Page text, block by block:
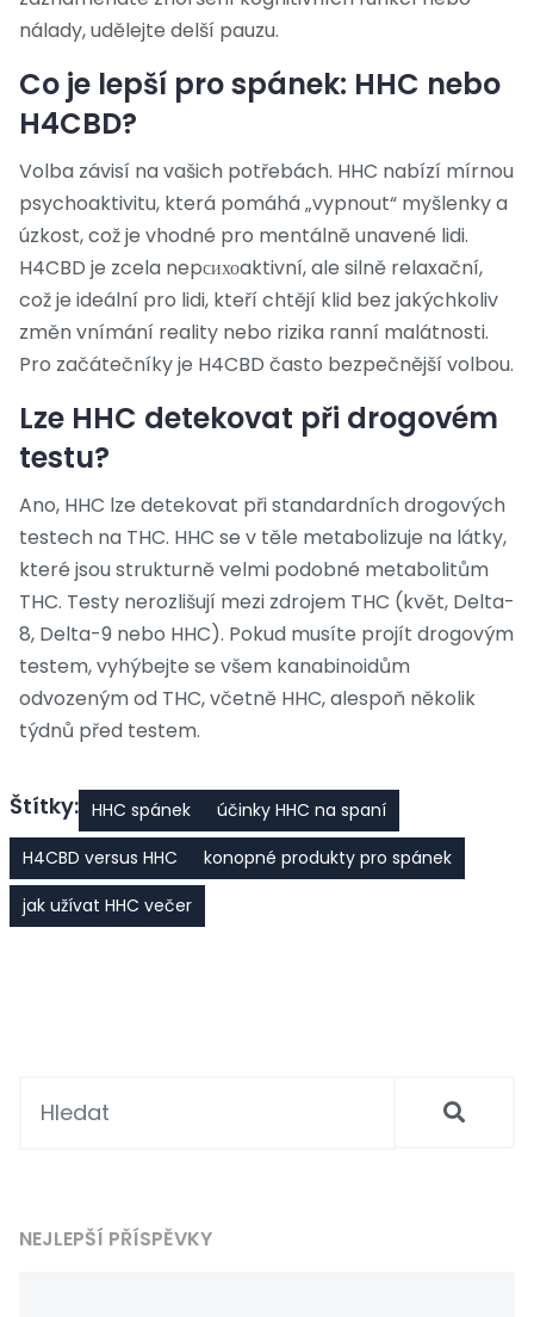
nálady, udělejte delší pauzu.
Co je lepší pro spánek: HHC nebo
H4CBD?
Volba závisí na vašich potřebách. HHC nabízí mírnou
psychoaktivitu, která pomáhá „vypnout“ myšlenky a
úzkost, což je vhodné pro mentálně unavené lidi.
H4CBD je zcela nepсихоaktivní, ale silně relaxační,
což je ideální pro lidi, kteří chtějí klid bez jakýchkoliv
změn vnímání reality nebo rizika ranní malátnosti.
Pro začátečníky je H4CBD často bezpečnější volbou.
Lze HHC detekovat při drogovém
testu?
Ano, HHC lze detekovat při standardních drogových
testech na THC. HHC se v těle metabolizuje na látky,
které jsou strukturně velmi podobné metabolitům
THC. Testy nerozlišují mezi zdrojem THC (květ, Delta-
8, Delta-9 nebo HHC). Pokud musíte projít drogovým
testem, vyhýbejte se všem kanabinoidům
odvozeným od THC, včetně HHC, alespoň několik
týdnů před testem.
Štítky: HHC spánek
účinky HHC na spaní
H4CBD versus HHC
konopné produkty pro spánek
jak užívat HHC večer
NEJLEPŠÍ PŘÍSPĚVKY